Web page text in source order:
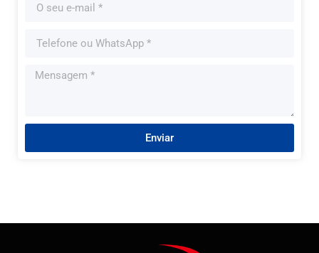
Enviar